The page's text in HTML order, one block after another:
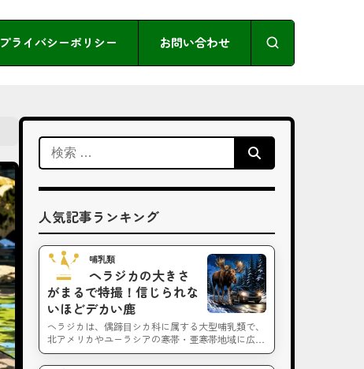
プライバシーポリシー お問い合わせ
索:
人気記事ランキング
No.1
哺乳類
ヘラジカの大きさ
がまるで特撮！信じられな
いほどデカい鹿
ヘラジカは、偶蹄目シカ科に属する大型哺乳類で、
北アメリカやユーラシアの寒帯・亜寒帯地域に広…